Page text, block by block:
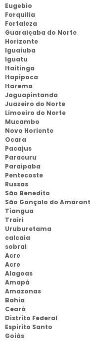
Eugebio
Forquilia
Fortaleza
Guaraiçaba do Norte
Horizonte
Iguaiuba
Iguatu
Itaitinga
Itapipoca
Itarema
Jaguapintanda
Juazeiro do Norte
Limoeiro do Norte
Mucambo
Novo Horiente
Ocara
Pacajus
Paracuru
Paraipaba
Pentecoste
Russas
São Benedito
São Gonçalo do
Tiangua
Trairi
Uruburetama
calcaia
sobral
Acre
Acre
Alagoas
Amapá
Amazonas
Bahia
Ceará
Distrito Federal
Espírito Santo
Goiás